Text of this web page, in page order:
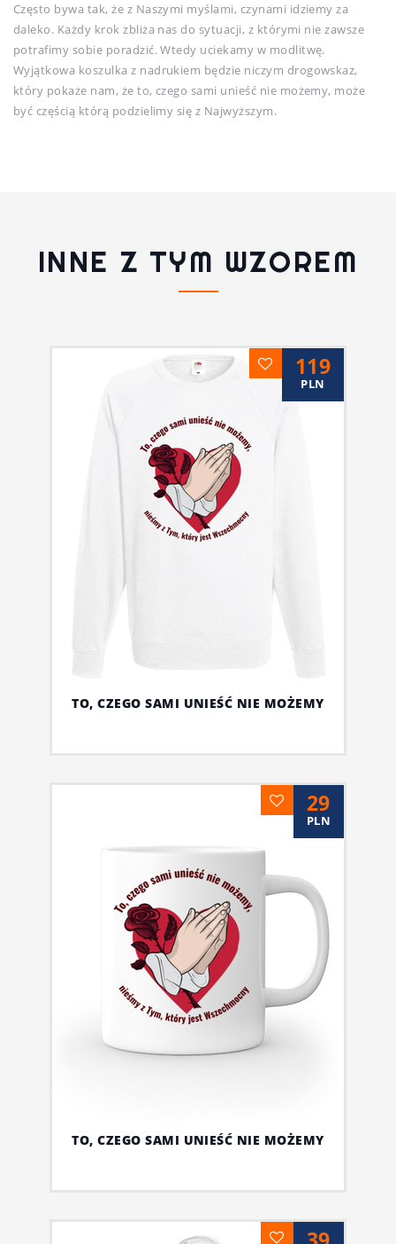
Często bywa tak, że z Naszymi myślami, czynami idziemy za
daleko. Każdy krok zbliża nas do sytuacji, z którymi nie zawsze
potrafimy sobie poradzić. Wtedy uciekamy w modlitwę.
Wyjątkowa koszulka z nadrukiem będzie niczym drogowskaz,
który pokaże nam, że to, czego sami unieść nie możemy, może
być częścią którą podzielimy się z Najwyższym.
INNE Z TYM WZOREM
119
PLN
TO, CZEGO SAMI UNIEŚĆ NIE MOŻEMY
29
PLN
TO, CZEGO SAMI UNIEŚĆ NIE MOŻEMY